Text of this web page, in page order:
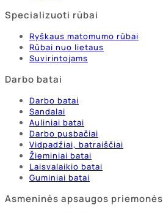
Specializuoti rūbai
Ryškaus matomumo rūbai
Rūbai nuo lietaus
Suvirintojams
Darbo batai
Darbo batai
Sandalai
Auliniai batai
Darbo pusbačiai
Vidpadžiai, batraiščiai
Žieminiai batai
Laisvalaikio batai
Guminiai batai
Asmeninės apsaugos priemonės